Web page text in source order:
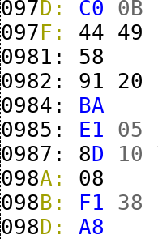
097D: C0 0B
097F: 44 49
0981:
58
0982:
91 20
0984:
BA
0985:
E1 05
0987:
8D 10
098A: 08
098B: F1 38
098D: A8